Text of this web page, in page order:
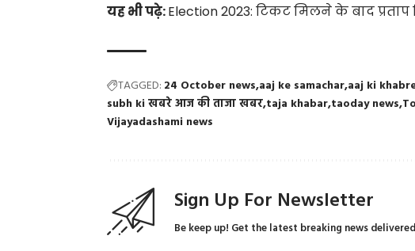
यह भी पढ़े:Election 2023: टिकट मिलने के बाद
TAGGED: 24 October news aaj ke samachar aaj ki
subh ki खबरे आज की ताजा खबर taja khabar taoday news
Vijayadashami news
Sign Up For Newsletter
Be keep up! Get the latest breaking news